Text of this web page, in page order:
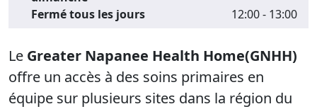
Fermé tous les jours
12:00 - 13:00
Le Greater Napanee Health Home(GNHH)
offre un accès à des soins primaires en
équipe sur plusieurs sites dans la région du